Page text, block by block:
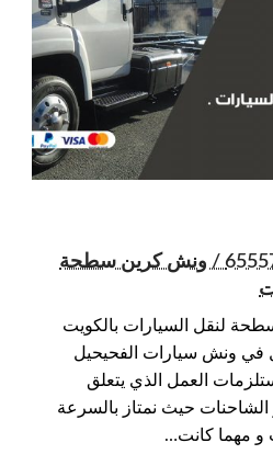
ونش الفحيحيل / 65557275 / ونش كرين سطحة
لنقل السيارات بالكويت
ونش سيارات الفحيحيل
العمل الذي يتعلق
حيث نمتاز بالسرعة
و مهما كانت…